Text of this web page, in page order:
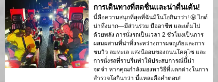
การเดินทางที่สดชื่นและน่าตื่นเต้น!
นี่คือความสนุกที่สุดที่ฉันมีในโอกินาว่า! 🤩 ไกด์
น่าทึ่งมาก—มีส่วนร่วม มืออาชีพ และเต็มไป
ด้วยพลัง การนั่งรถเป็นเวลา 2 ชั่วโมงเป็นการ
ผสมผสานที่น่าทึ่งระหว่างการผจญภัยและการ
ชมวิว ลมทะเล แสงนีออนของถนนโคคุไซ และ
การนั่งรถที่ราบรื่นทำให้ประสบการณ์นี้น่า
จดจำ หากคุณกำลังมองหาวิธีที่แตกต่างในการ
สำรวจโอกินาว่า นี่แหละคือคำตอบ!